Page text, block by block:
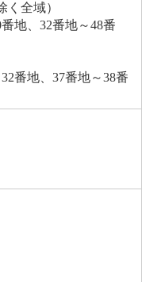
全域）
地、32番地～48番
番地、37番地～38番